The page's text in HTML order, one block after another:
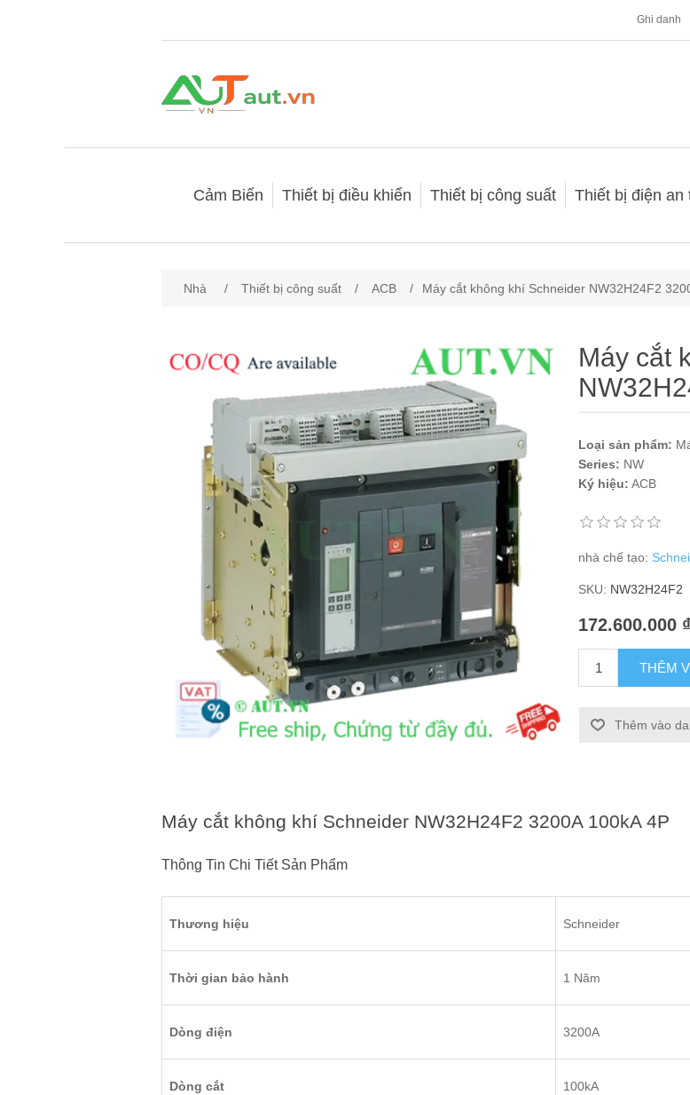
Ghi danh
Cảm Biến Thiết bị điều khiển Thiết bị công suất Thiết bị điện an
Nhà / Thiết bị công suất / ACB / Máy cắt không khí Schneider NW32H24F2
Máy cắt
Loại sản phẩm:
Series: NW
Ký hiệu: ACB
nhà chế tạo:
SKU: NW32H24F2
172.600.000 ₫
THÊM
Thêm vào
Máy cắt không khí Schneider NW32H24F2 3200A 100kA 4P
Thông Tin Chi Tiết Sản Phẩm
Thương hiệu Schneider
Thời gian bảo hành 1 Năm
Dòng điện 3200A
Dòng cắt 100kA